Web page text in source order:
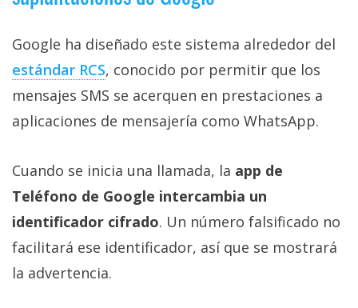
Google ha diseñado este sistema alrededor del
estándar RCS‎, conocido por permitir que los
mensajes SMS se acerquen en prestaciones a
aplicaciones de mensajería como WhatsApp.
Cuando se inicia una llamada, la app de
Teléfono de Google intercambia un
identificador cifrado. Un número falsificado no
facilitará ese identificador, así que se mostrará
la advertencia.